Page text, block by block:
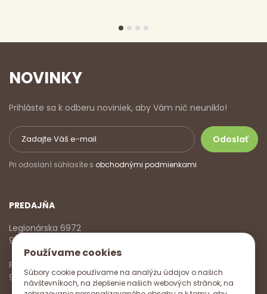
Používame cookies
Súbory cookie používame na analýzu údajov o našich
návštevníkoch, na zlepšenie našich webových stránok, na
NOVINKY
Prihláste sa k odberu noviniek, aby Vám nič neuniklo!
Pri odoslaní súhlasíte s obchodnými podmienkami
PREDAJŇA
Legionárska 6972
911 01 Trenčín
Pondelok - Piatok
9:00 - 17:00